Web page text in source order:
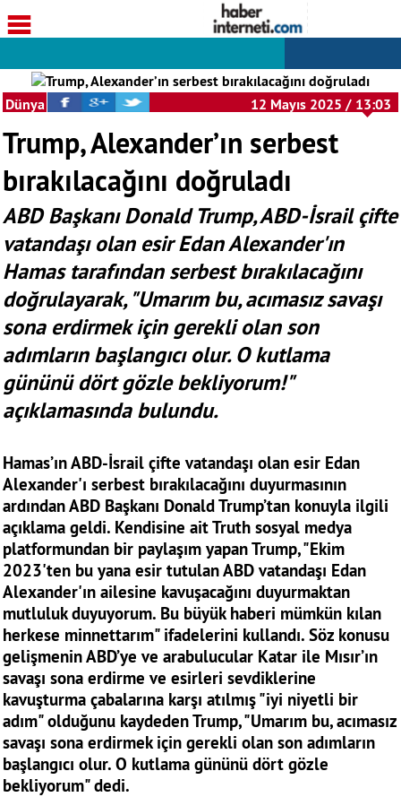
Dünya 12 Mayıs 2025 / 13:03
Trump, Alexander’ın serbest
bırakılacağını doğruladı
ABD Başkanı Donald Trump, ABD-İsrail çifte
vatandaşı olan esir Edan Alexander'ın
Hamas tarafından serbest bırakılacağını
doğrulayarak, "Umarım bu, acımasız savaşı
sona erdirmek için gerekli olan son
adımların başlangıcı olur. O kutlama
gününü dört gözle bekliyorum!"
açıklamasında bulundu.
Hamas’ın ABD-İsrail çifte vatandaşı olan esir Edan
Alexander'ı serbest bırakılacağını duyurmasının
ardından ABD Başkanı Donald Trump’tan konuyla ilgili
açıklama geldi. Kendisine ait Truth sosyal medya
platformundan bir paylaşım yapan Trump, "Ekim
2023'ten bu yana esir tutulan ABD vatandaşı Edan
Alexander'ın ailesine kavuşacağını duyurmaktan
mutluluk duyuyorum. Bu büyük haberi mümkün kılan
herkese minnettarım" ifadelerini kullandı. Söz konusu
gelişmenin ABD’ye ve arabulucular Katar ile Mısır’ın
savaşı sona erdirme ve esirleri sevdiklerine
kavuşturma çabalarına karşı atılmış "iyi niyetli bir
adım" olduğunu kaydeden Trump, "Umarım bu, acımasız
savaşı sona erdirmek için gerekli olan son adımların
başlangıcı olur. O kutlama gününü dört gözle
bekliyorum" dedi.